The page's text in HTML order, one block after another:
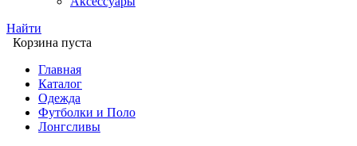
Найти
Корзина пуста
Главная
Каталог
Одежда
Футболки и Поло
Лонгсливы